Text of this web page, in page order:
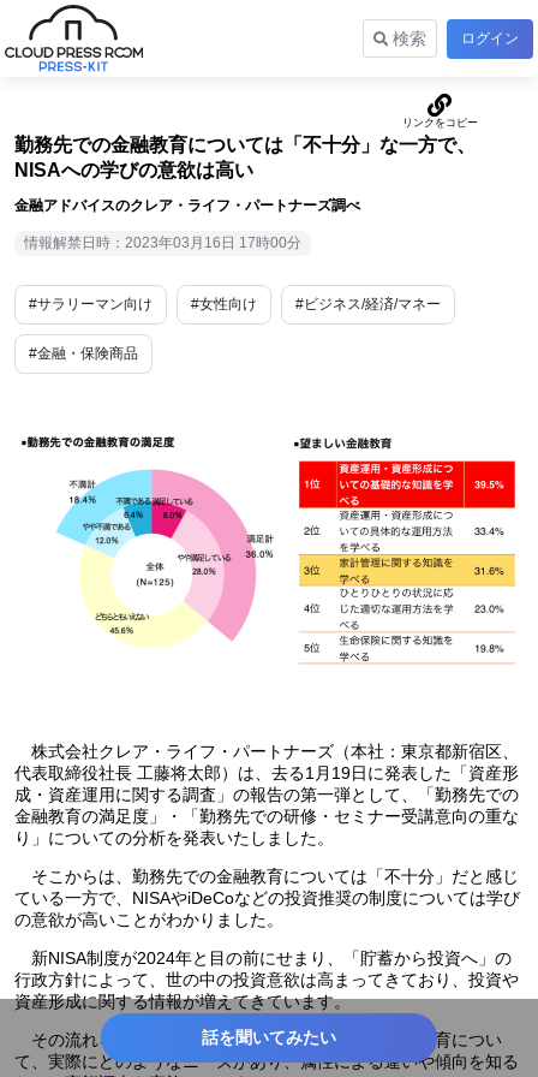
検索 ログイン
勤務先での金融教育については「不十分」な一方で、
NISAへの学びの意欲は高い
金融アドバイスのクレア・ライフ・パートナーズ調べ
情報解禁日時：2023年03月16日 17時00分
#サラリーマン向け #女性向け #ビジネス/経済/マネー
#金融・保険商品
株式会社クレア・ライフ・パートナーズ（本社：東京都新宿区、
代表取締役社長 工藤将太郎）は、去る1月19日に発表した「資産形
成・資産運用に関する調査」の報告の第一弾として、「勤務先での
金融教育の満足度」・「勤務先での研修・セミナー受講意向の重な
り」についての分析を発表いたしました。
そこからは、勤務先での金融教育については「不十分」だと感じ
ている一方で、NISAやiDeCoなどの投資推奨の制度については学び
の意欲が高いことがわかりました。
新NISA制度が2024年と目の前にせまり、「貯蓄から投資へ」の
行政方針によって、世の中の投資意欲は高まってきており、投資や
資産形成に関する情報が増えてきています。
その流れを踏まえて、国民の金融リテラシーや金融教育につい
て、実際にどのようなニーズがあり、属性による違いや傾向を知る
話を聞いてみたい